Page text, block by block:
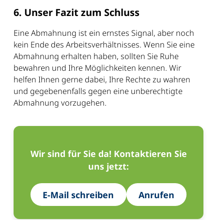
6. Unser Fazit zum Schluss
Eine Abmahnung ist ein ernstes Signal, aber noch
kein Ende des Arbeitsverhältnisses. Wenn Sie eine
Abmahnung erhalten haben, sollten Sie Ruhe
bewahren und Ihre Möglichkeiten kennen. Wir
helfen Ihnen gerne dabei, Ihre Rechte zu wahren
und gegebenenfalls gegen eine unberechtigte
Abmahnung vorzugehen.
Wir sind für Sie da! Kontaktieren Sie
uns jetzt:
E-Mail schreiben Anrufen